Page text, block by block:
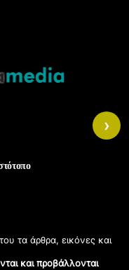
τα άρθρα, εικόνες και
και προβάλλονται
›